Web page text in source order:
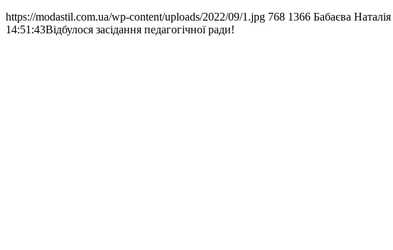
https://modastil.com.ua/wp-content/uploads/2022/09/1.jpg 768 1366 Бабаєва Наталія
14:51:43Відбулося засідання педагогічної ради!